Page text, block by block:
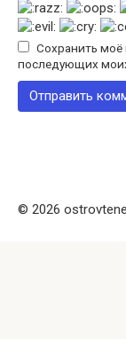
Сохранить моё
последующих
© 2026